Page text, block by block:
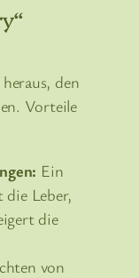
den
Vorteile
Ein
Leber,
die
von